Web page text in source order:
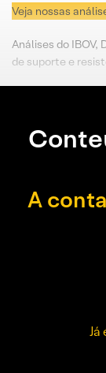
Veja nossas
Análises do IBOV,
de suporte e
A
Já